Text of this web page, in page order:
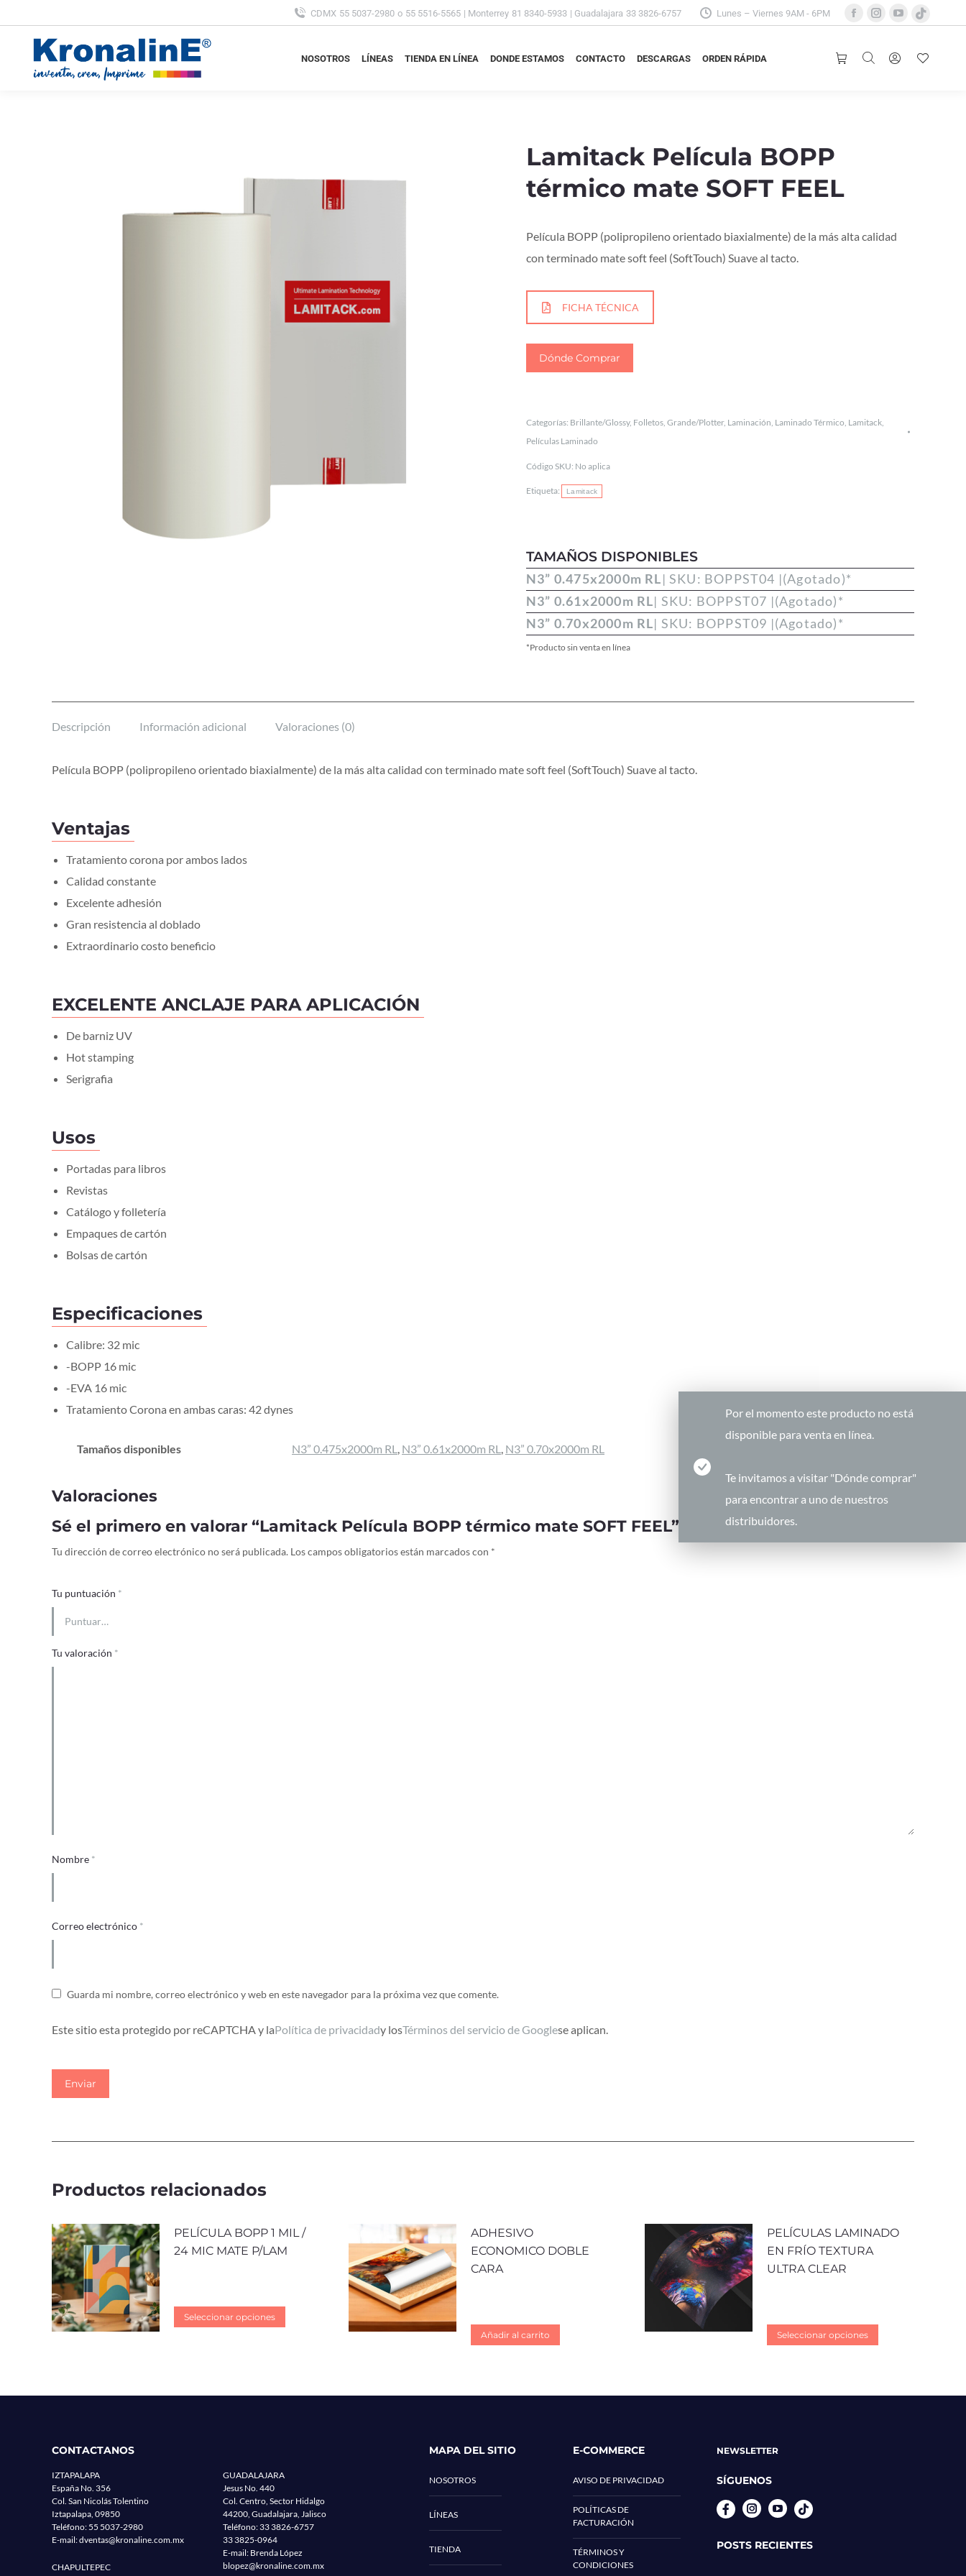
CDMX 55 5037-2980 o 55 5516-5565 | Monterrey 81 8340-5933 | Guadalajara 33 3826-6757 Lunes – Viernes 9AM - 6PM
Facebook
opens
Instagram
opens
YouTube
opens
TikTok
opens
NOSOTROS LÍNEAS TIENDA EN LÍNEA DONDE ESTAMOS CONTACTO DESCARGAS ORDEN RÁPIDA
Lamitack Película BOPP
térmico mate SOFT FEEL
Película BOPP (polipropileno orientado biaxialmente) de la más alta calidad
con terminado mate soft feel (SoftTouch) Suave al tacto.
FICHA TÉCNICA
Por el momento este producto no está
disponible para venta en línea.
Te invitamos a visitar "Dónde comprar"
para encontrar a uno de nuestros
distribuidores.
Dónde Comprar
Categorías: Brillante/Glossy, Folletos, Grande/Plotter, Laminación, Laminado Térmico, Lamitack,
Películas Laminado
Código SKU: No aplica
Etiqueta: Lamitack
TAMAÑOS DISPONIBLES
N3” 0.475x2000m RL| SKU: BOPPST04 |(Agotado)*
N3” 0.61x2000m RL| SKU: BOPPST07 |(Agotado)*
N3” 0.70x2000m RL| SKU: BOPPST09 |(Agotado)*
*Producto sin venta en línea
Descripción Información adicional Valoraciones (0)
Película BOPP (polipropileno orientado biaxialmente) de la más alta calidad con terminado mate soft feel (SoftTouch) Suave al tacto.
Ventajas
Tratamiento corona por ambos lados
Calidad constante
Excelente adhesión
Gran resistencia al doblado
Extraordinario costo beneficio
EXCELENTE ANCLAJE PARA APLICACIÓN
De barniz UV
Hot stamping
Serigrafia
Usos
Portadas para libros
Revistas
Catálogo y folletería
Empaques de cartón
Bolsas de cartón
Especificaciones
Calibre: 32 mic
-BOPP 16 mic
-EVA 16 mic
Tratamiento Corona en ambas caras: 42 dynes
Tamaños disponibles N3” 0.475x2000m RL, N3” 0.61x2000m RL, N3” 0.70x2000m RL
Valoraciones
Sé el primero en valorar “Lamitack Película BOPP térmico mate SOFT FEEL”
Tu dirección de correo electrónico no será publicada. Los campos obligatorios están marcados con *
Tu puntuación *
Tu valoración *
Nombre *
Correo electrónico *
Guarda mi nombre, correo electrónico y web en este navegador para la próxima vez que comente.
Este sitio esta protegido por reCAPTCHA y laPolítica de privacidady losTérminos del servicio de Googlese aplican.
Productos relacionados
PELÍCULA BOPP 1 MIL /
24 MIC MATE P/LAM
Seleccionar opciones
ADHESIVO
ECONOMICO DOBLE
CARA
Añadir al carrito
PELÍCULAS LAMINADO
EN FRÍO TEXTURA
ULTRA CLEAR
Seleccionar opciones
CONTACTANOS
IZTAPALAPA
España No. 356
Col. San Nicolás Tolentino
Iztapalapa, 09850
Teléfono:55 5037-2980
E-mail:dventas@kronaline.com.mx
CHAPULTEPEC
GUADALAJARA
Jesus No. 440
Col. Centro, Sector Hidalgo
44200, Guadalajara, Jalisco
Teléfono: 33 3826-6757
33 3825-0964
E-mail: Brenda López
blopez@kronaline.com.mx
MAPA DEL SITIO
NOSOTROS
LÍNEAS
TIENDA
E-COMMERCE
AVISO DE PRIVACIDAD
POLÍTICAS DE
FACTURACIÓN
TÉRMINOS Y
CONDICIONES
NEWSLETTER
SÍGUENOS
InstagramYouTube
POSTS RECIENTES